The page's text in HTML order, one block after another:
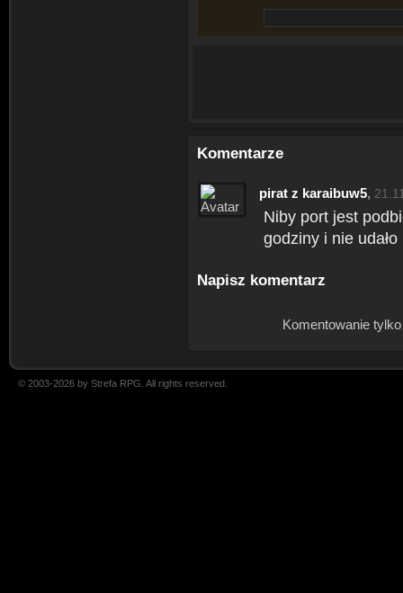
Komentarze
pirat z karaibuw5,
Niby port jest
godziny i nie
Napisz komentarz
Komentowanie
© 2003-2026 by Strefa RPG. All rights reserved.